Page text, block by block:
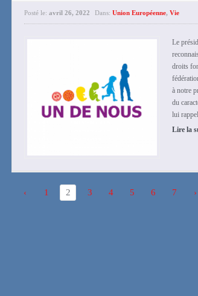
Posté le: avril 26, 2022 Dans: Union Européenne, Vie
Le
droits
à notre
du
lui
Lire la
‹ 1 2 3 4 5 6 7 ›